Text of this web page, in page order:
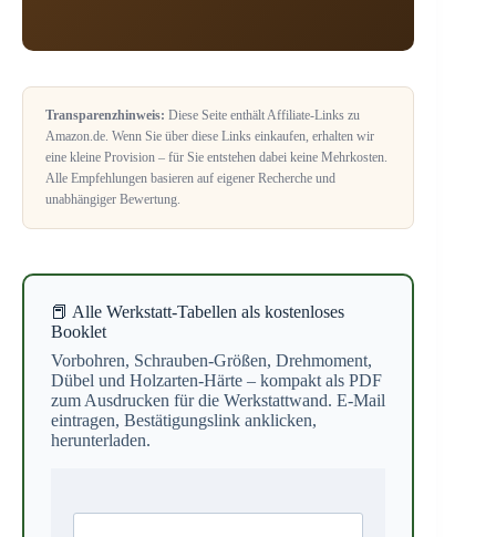
Transparenzhinweis: Diese Seite enthält Affiliate-Links zu
Amazon.de. Wenn Sie über diese Links einkaufen, erhalten wir
eine kleine Provision – für Sie entstehen dabei keine Mehrkosten.
Alle Empfehlungen basieren auf eigener Recherche und
unabhängiger Bewertung.
📕 Alle Werkstatt-Tabellen als kostenloses
Booklet
Vorbohren, Schrauben-Größen, Drehmoment,
Dübel und Holzarten-Härte – kompakt als PDF
zum Ausdrucken für die Werkstattwand. E-Mail
eintragen, Bestätigungslink anklicken,
herunterladen.